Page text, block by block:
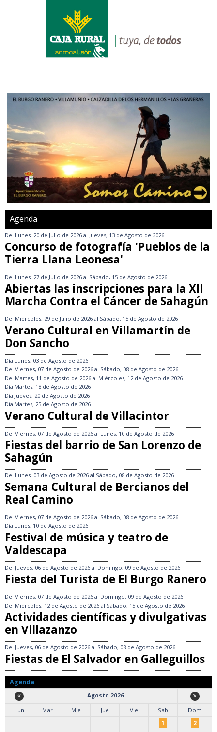
Agenda
Del Lunes, 20 de Julio de 2026 al Jueves, 13 de Agosto de 2026
Concurso de fotografía 'Pueblos de la
Tierra Llana Leonesa'
Del Lunes, 27 de Julio de 2026 al Sábado, 15 de Agosto de 2026
Abiertas las inscripciones para la XII
Marcha Contra el Cáncer de Sahagún
Del Miércoles, 29 de Julio de 2026 al Sábado, 15 de Agosto de 2026
Verano Cultural en Villamartín de
Don Sancho
Día Lunes, 03 de Agosto de 2026
Del Viernes, 07 de Agosto de 2026 al Sábado, 08 de Agosto de 2026
Del Martes, 11 de Agosto de 2026 al Miércoles, 12 de Agosto de 2026
Día Martes, 18 de Agosto de 2026
Día Jueves, 20 de Agosto de 2026
Día Martes, 25 de Agosto de 2026
Verano Cultural de Villacintor
Del Viernes, 07 de Agosto de 2026 al Lunes, 10 de Agosto de 2026
Fiestas del barrio de San Lorenzo de
Sahagún
Del Lunes, 03 de Agosto de 2026 al Sábado, 08 de Agosto de 2026
Semana Cultural de Bercianos del
Real Camino
Del Viernes, 07 de Agosto de 2026 al Sábado, 08 de Agosto de 2026
Día Lunes, 10 de Agosto de 2026
Festival de música y teatro de
Valdescapa
Del Jueves, 06 de Agosto de 2026 al Domingo, 09 de Agosto de 2026
Fiesta del Turista de El Burgo Ranero
Del Viernes, 07 de Agosto de 2026 al Domingo, 09 de Agosto de 2026
Del Miércoles, 12 de Agosto de 2026 al Sábado, 15 de Agosto de 2026
Actividades científicas y divulgativas
en Villazanzo
Del Jueves, 06 de Agosto de 2026 al Sábado, 08 de Agosto de 2026
Fiestas de El Salvador en Galleguillos
Agenda
Agosto 2026
Lun
Mar Mie Jue Vie Sab
Dom
1
2